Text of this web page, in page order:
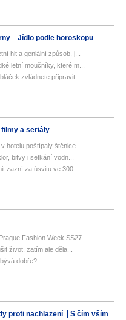
Jídlo podle horoskopu
hit a geniální způsob, j...
letní moučníky, které m...
zvládnete připravit...
filmy a seriály
hotelu poštípaly štěnice...
bitvy i setkání vodn...
zazní za úsvitu ve 300...
Fashion Week SS27
život, zatím ale děla...
dobře?
proti nachlazení
S čím vším